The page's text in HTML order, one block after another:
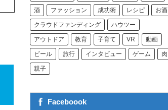
酒 ファッション 成功術 レシピ お酒
クラウドファンディング ハウツー
アウトドア 教育 子育て VR 動画
ビール 旅行 インタビュー ゲーム 肉
親子
Faceboook